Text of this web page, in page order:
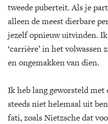
tweede puberteit. Als je
alleen de meest dierbare
jezelf opnieuw uitvinden.
‘carrière’ in het
en ongemakken van dien.
Ik heb lang geworsteld
steeds niet helemaal uit
fati, zoals Nietzsche dat